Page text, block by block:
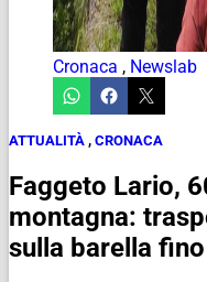
Cronaca , Newslab
ATTUALITÀ , CRONACA
Faggeto Lario,
montagna:
sulla barella